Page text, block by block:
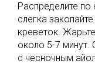
Распределите по
слегка
креветок.
около 5-7
с чесночным